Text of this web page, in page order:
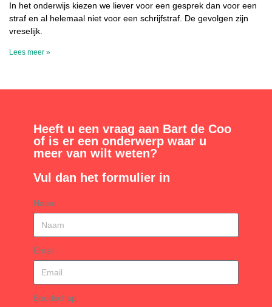
In het onderwijs kiezen we liever voor een gesprek dan voor een
straf en al helemaal niet voor een schrijfstraf. De gevolgen zijn
vreselijk.
Lees meer »
Heeft u een vraag aan Bart de Coo
of is er een onderwerp waar u
meer van wilt weten?
Vul dan het formulier in
Naam
Email
Boodschap